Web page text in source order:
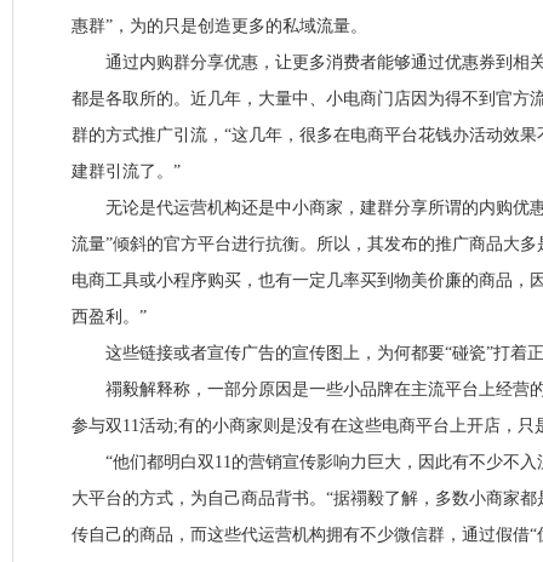
惠群”，为的只是创造更多的私域流量。
通过内购群分享优惠，让更多消费者能够通过优惠券到相
都是各取所的。近几年，大量中、小电商门店因为得不到官方
群的方式推广引流，“这几年，很多在电商平台花钱办活动效
建群引流了。”
无论是代运营机构还是中小商家，建群分享所谓的内购优
流量”倾斜的官方平台进行抗衡。所以，其发布的推广商品大
电商工具或小程序购买，也有一定几率买到物美价廉的商品，
西盈利。”
这些链接或者宣传广告的宣传图上，为何都要“碰瓷”打着正
禤毅解释称，一部分原因是一些小品牌在主流平台上经营
参与双11活动;有的小商家则是没有在这些电商平台上开店，只
“他们都明白双11的营销宣传影响力巨大，因此有不少不入
大平台的方式，为自己商品背书。“据禤毅了解，多数小商家
传自己的商品，而这些代运营机构拥有不少微信群，通过假借“